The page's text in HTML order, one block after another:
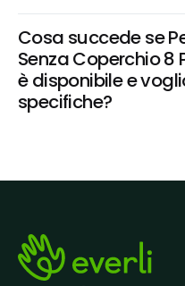
Cosa succede se
Senza Coperchio 8
è disponibile e
specifiche?